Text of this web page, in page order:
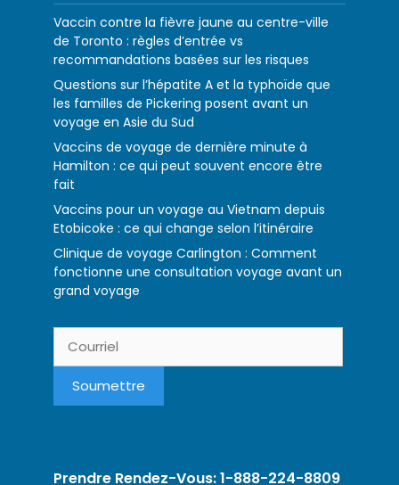
Vaccin contre la fièvre jaune au centre-ville
de Toronto : règles d’entrée vs
recommandations basées sur les risques
Questions sur l’hépatite A et la typhoïde que
les familles de Pickering posent avant un
voyage en Asie du Sud
Vaccins de voyage de dernière minute à
Hamilton : ce qui peut souvent encore être
fait
Vaccins pour un voyage au Vietnam depuis
Etobicoke : ce qui change selon l’itinéraire
Clinique de voyage Carlington : Comment
fonctionne une consultation voyage avant un
grand voyage
Prendre Rendez-Vous: 1-888-224-8809